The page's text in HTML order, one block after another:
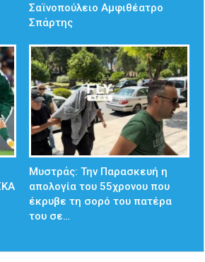
Σαϊνοπούλειο Αμφιθέατρο
Σπάρτης
Μυστράς: Την Παρασκευή η
απολογία του 55χρονου που
έκρυβε τη σορό του πατέρα
του σε…